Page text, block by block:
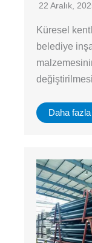
22 Aralık,
Küresel
belediye
Daha